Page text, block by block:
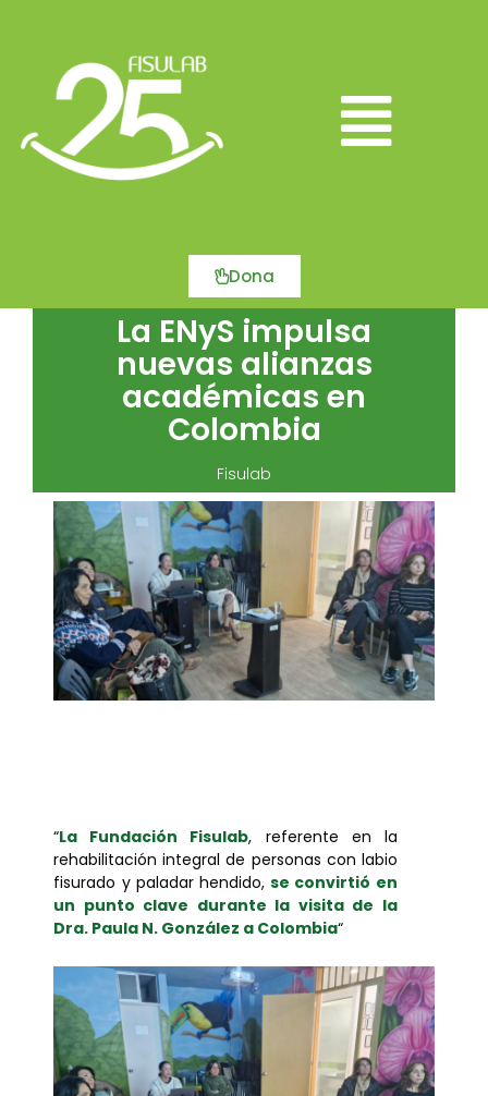
Main
Menu
Dona
La ENyS impulsa
nuevas alianzas
académicas en
Colombia
Fisulab
“La Fundación Fisulab, referente en la
rehabilitación integral de personas con labio
fisurado y paladar hendido,se convirtió en
un punto clave durante la visita de la
Dra. Paula N. González a Colombia“